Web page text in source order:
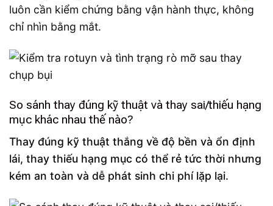
luôn cần kiểm chứng bằng vận hành thực, không
chỉ nhìn bằng mắt.
So sánh thay đúng kỹ thuật và thay sai/thiếu hạng
mục khác nhau thế nào?
Thay đúng kỹ thuật thắng về độ bền và ổn định
lái, thay thiếu hạng mục có thể rẻ tức thời nhưng
kém an toàn và dễ phát sinh chi phí lặp lại.